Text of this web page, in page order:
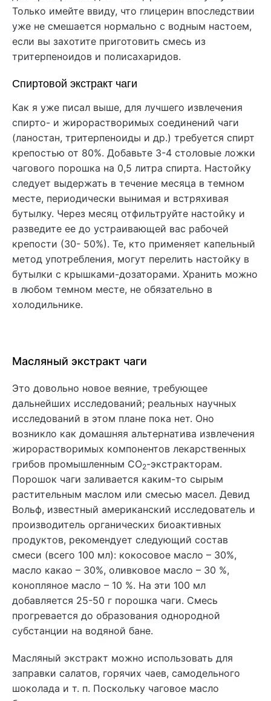
Только имейте ввиду, что глицерин впоследствии
уже не смешается нормально с водным настоем,
если вы захотите приготовить смесь из
тритерпеноидов и полисахаридов.
Спиртовой экстракт чаги
Как я уже писал выше, для лучшего извлечения
спирто- и жирорастворимых соединений чаги
(ланостан, тритерпеноиды и др.) требуется спирт
крепостью от 80%. Добавьте 3-4 столовые ложки
чагового порошка на 0,5 литра спирта. Настойку
следует выдержать в течение месяца в темном
месте, периодически вынимая и встряхивая
бутылку. Через месяц отфильтруйте настойку и
разведите ее до устраивающей вас рабочей
крепости (30- 50%). Те, кто применяет капельный
метод употребления, могут перелить настойку в
бутылки с крышками-дозаторами. Хранить можно
в любом темном месте, не обязательно в
холодильнике.
Масляный экстракт чаги
Это довольно новое веяние, требующее
дальнейших исследований; реальных научных
исследований в этом плане пока нет. Оно
возникло как домашняя альтернатива извлечения
жирорастворимых компонентов лекарственных
грибов промышленным СО2-экстракторам.
Порошок чаги заливается каким-то сырым
растительным маслом или смесью масел. Девид
Вольф, известный американский исследователь и
производитель органических биоактивных
продуктов, рекомендует следующий состав
смеси (всего 100 мл): кокосовое масло – 30%,
масло какао – 30%, оливковое масло – 30 %,
конопляное масло – 10 %. На эти 100 мл
добавляется 25-50 г порошка чаги. Смесь
прогревается до образования однородной
субстанции на водяной бане.
Масляный экстракт можно использовать для
заправки салатов, горячих чаев, самодельного
шоколада и т. п. Поскольку чаговое масло